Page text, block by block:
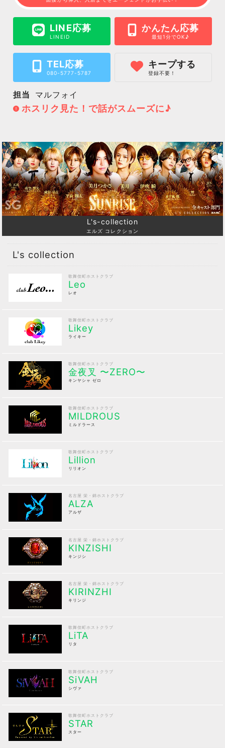
LINE応募
LINEID
かんたん応募
最短1分でOK♪
TEL応募
080-5777-5787
キープする
登録不要！
担当 マルフォイ
ホスリク見た！で話がスムーズに♪
L's-collection
エルズ コレクション
L's collection
歌舞伎町ホストクラブ
Leo
レオ
歌舞伎町ホストクラブ
Likey
ライキー
歌舞伎町ホストクラブ
金夜叉 〜ZERO〜
キンヤシャ ゼロ
歌舞伎町ホストクラブ
MILDROUS
ミルドラース
歌舞伎町ホストクラブ
Lillion
リリオン
名古屋 栄・錦ホストクラブ
ALZA
アルザ
名古屋 栄・錦ホストクラブ
KINZISHI
キンジシ
名古屋 栄・錦ホストクラブ
KIRINZHI
キリンジ
歌舞伎町ホストクラブ
LiTA
リタ
歌舞伎町ホストクラブ
SiVAH
シヴァ
歌舞伎町ホストクラブ
STAR
スター